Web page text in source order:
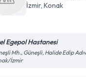
İzmir, Konak
Egepol Hastanesi
Mh., Güneşli, Halide Edip
İzmir